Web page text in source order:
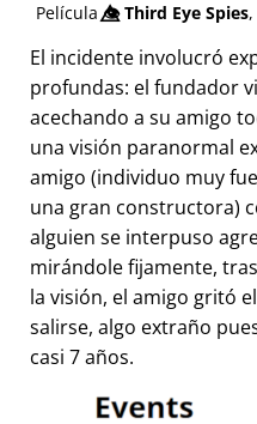
Película👁️⃤Third Eye Spies
El incidente involucró
profundas: el fundador
acechando a su amigo
una visión paranormal
amigo (individuo muy
una gran constructora)
alguien se interpuso
mirándole fijamente,
la visión, el amigo gritó
salirse, algo extraño
casi 7 años.